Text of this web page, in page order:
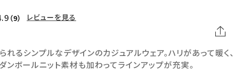
（9） レビューを見る
るシンプルなデザインのカジュアルウェア。ハリがあって暖く、
ンボールニット素材も加わってラインアップが充実。